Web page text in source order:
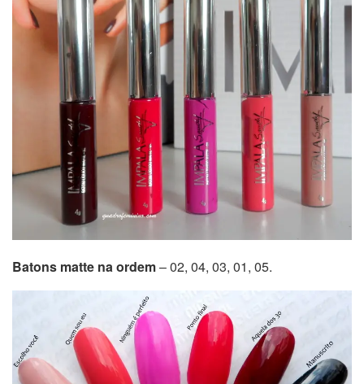
Batons matte na ordem– 02, 04, 03, 01, 05.